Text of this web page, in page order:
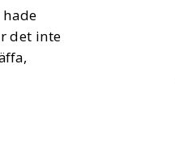
det inte